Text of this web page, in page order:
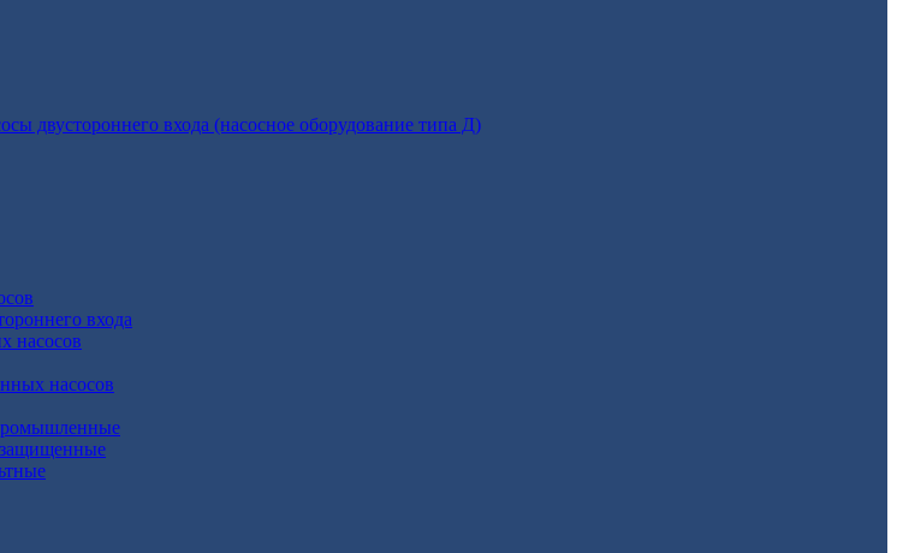
двустороннего входа (насосное оборудование типа Д)
входа
насосов
насосов